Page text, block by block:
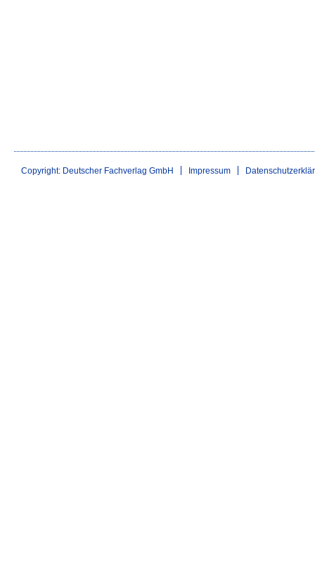
Copyright: Deutscher Fachverlag GmbH Impressum